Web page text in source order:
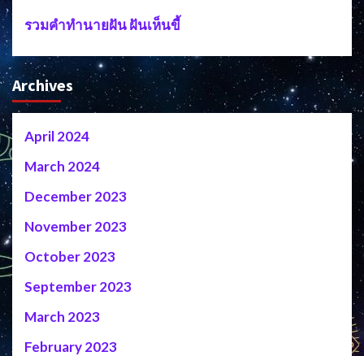
รวมคำทำนายฝัน ฝันเห็นขี้
Archives
April 2024
March 2024
December 2023
November 2023
October 2023
September 2023
March 2023
February 2023